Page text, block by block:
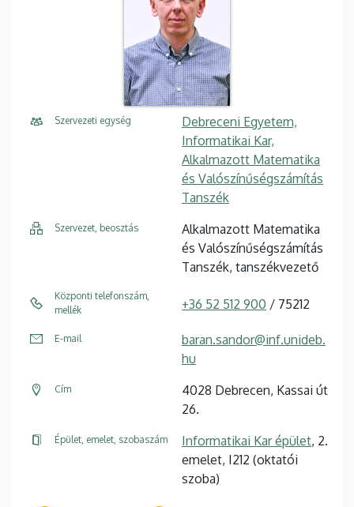
Szervezeti egység
Debreceni Egyetem,
Informatikai Kar,
Alkalmazott Matematika
és Valószínűségszámítás
Tanszék
Szervezet, beosztás
Alkalmazott Matematika
és Valószínűségszámítás
Tanszék, tanszékvezető
Központi telefonszám,
mellék
+36 52 512 900 / 75212
E-mail
baran.sandor@inf.unideb.
hu
Cím
4028 Debrecen, Kassai út
26.
Épület, emelet, szobaszám Informatikai Kar épület, 2.
emelet, I212 (oktatói
szoba)